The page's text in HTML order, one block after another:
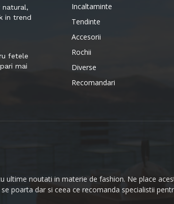
natural,
in trend
fetele
mai
Incaltaminte
Tendinte
Accesorii
Rochii
Diverse
Recomandari
ultime noutati in materie de fashion. Ne place
poarta dar si ceea ce recomanda specialistii